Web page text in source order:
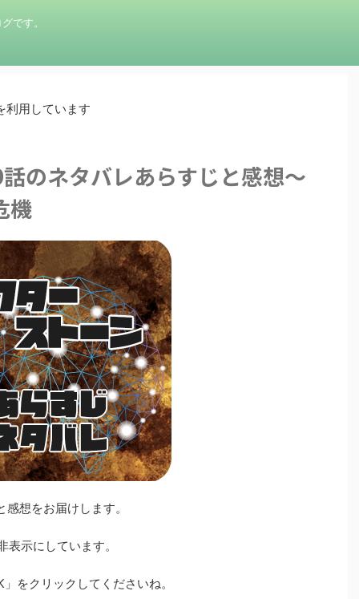
です。
利用しています
のネタバレあらすじと感想～
機
想をお届けします。
表示にしています。
をクリックしてくださいね。